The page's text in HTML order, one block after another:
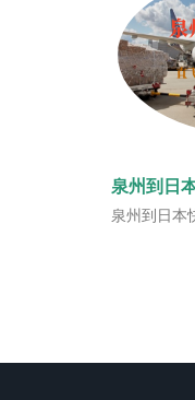
泉州到日本快递专线是恒盛通物流自主开发渠道，一